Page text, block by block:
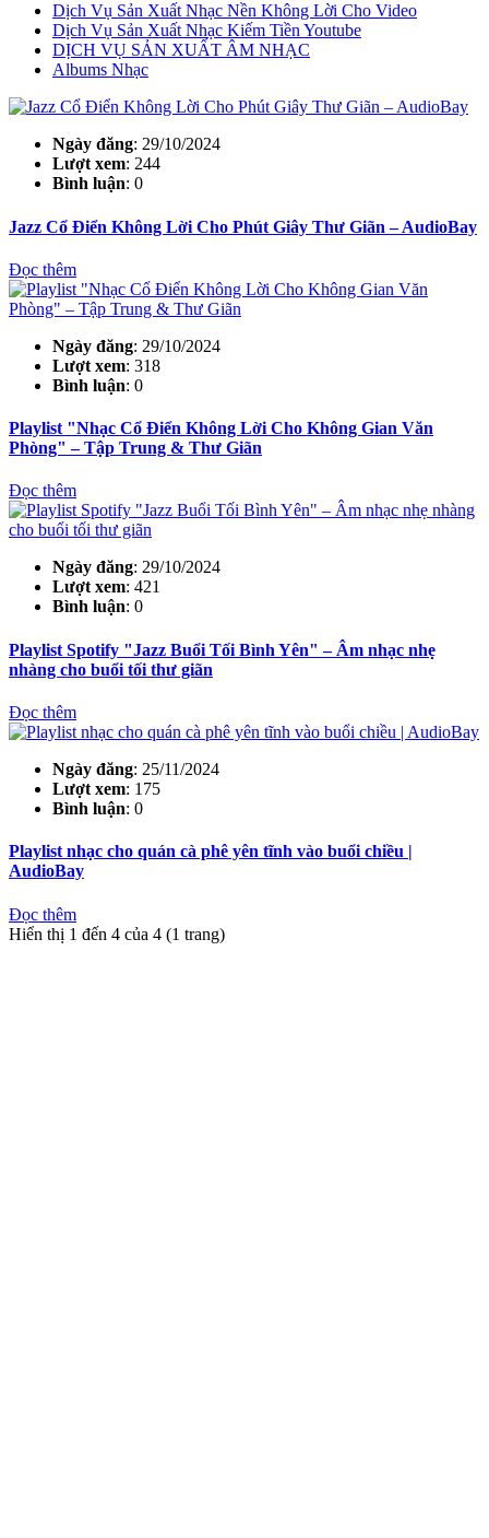
Dịch Vụ Sản Xuất Nhạc Nền Không Lời Cho Video
Dịch Vụ Sản Xuất Nhạc Kiếm Tiền Youtube
DỊCH VỤ SẢN XUẤT ÂM NHẠC
Albums Nhạc
Ngày đăng: 29/10/2024
Lượt xem: 244
Bình luận: 0
Jazz Cổ Điển Không Lời Cho Phút Giây Thư Giãn – AudioBay
Đọc thêm
Ngày đăng: 29/10/2024
Lượt xem: 318
Bình luận: 0
Playlist "Nhạc Cổ Điển Không Lời Cho Không Gian Văn
Phòng" – Tập Trung & Thư Giãn
Đọc thêm
Ngày đăng: 29/10/2024
Lượt xem: 421
Bình luận: 0
Playlist Spotify "Jazz Buổi Tối Bình Yên" – Âm nhạc nhẹ
nhàng cho buổi tối thư giãn
Đọc thêm
Ngày đăng: 25/11/2024
Lượt xem: 175
Bình luận: 0
Playlist nhạc cho quán cà phê yên tĩnh vào buổi chiều |
AudioBay
Đọc thêm
Hiển thị 1 đến 4 của 4 (1 trang)